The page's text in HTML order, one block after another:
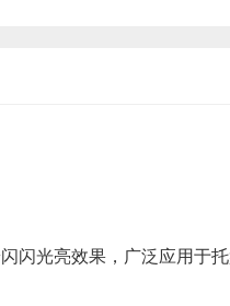
闪光亮效果，广泛应用于